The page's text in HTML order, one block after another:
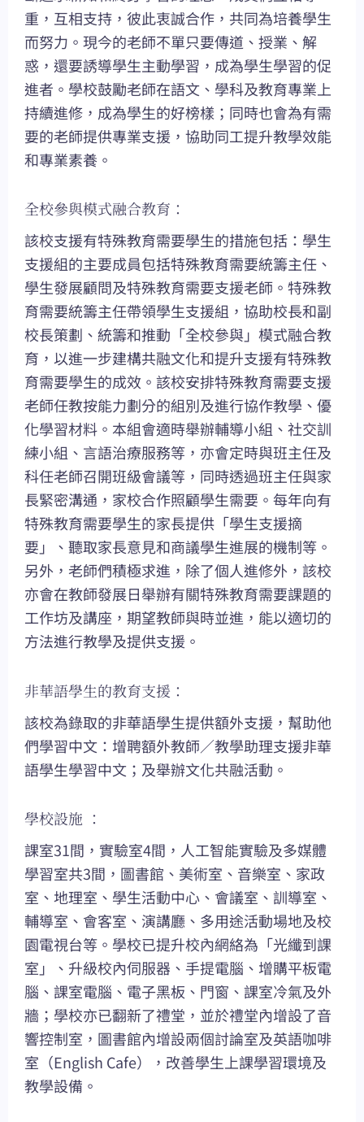
重，互相支持，彼此衷誠合作，共同為培養學生
而努力。現今的老師不單只要傳道、授業、解
惑，還要誘導學生主動學習，成為學生學習的促
進者。學校鼓勵老師在語文、學科及教育專業上
持續進修，成為學生的好榜樣；同時也會為有需
要的老師提供專業支援，協助同工提升教學效能
和專業素養。
全校參與模式融合教育：
該校支援有特殊教育需要學生的措施包括：學生
支援組的主要成員包括特殊教育需要統籌主任、
學生發展顧問及特殊教育需要支援老師。特殊教
育需要統籌主任帶領學生支援組，協助校長和副
校長策劃、統籌和推動「全校參與」模式融合教
育，以進一步建構共融文化和提升支援有特殊教
育需要學生的成效。該校安排特殊教育需要支援
老師任教按能力劃分的組別及進行協作教學、優
化學習材料。本組會適時舉辦輔導小組、社交訓
練小組、言語治療服務等，亦會定時與班主任及
科任老師召開班級會議等，同時透過班主任與家
長緊密溝通，家校合作照顧學生需要。每年向有
特殊教育需要學生的家長提供「學生支援摘
要」、聽取家長意見和商議學生進展的機制等。
另外，老師們積極求進，除了個人進修外，該校
亦會在教師發展日舉辦有關特殊教育需要課題的
工作坊及講座，期望教師與時並進，能以適切的
方法進行教學及提供支援。
非華語學生的教育支援：
該校為錄取的非華語學生提供額外支援，幫助他
們學習中文：增聘額外教師／教學助理支援非華
語學生學習中文；及舉辦文化共融活動。
學校設施 ：
課室31間，實驗室4間，人工智能實驗及多媒體
學習室共3間，圖書館、美術室、音樂室、家政
室、地理室、學生活動中心、會議室、訓導室、
輔導室、會客室、演講廳、多用途活動場地及校
園電視台等。學校已提升校內網絡為「光纖到課
室」、升級校內伺服器、手提電腦、增購平板電
腦、課室電腦、電子黑板、門窗、課室冷氣及外
牆；學校亦已翻新了禮堂，並於禮堂內增設了音
響控制室，圖書館內增設兩個討論室及英語咖啡
室（English Cafe），改善學生上課學習環境及
教學設備。